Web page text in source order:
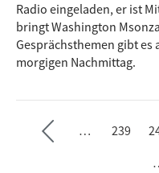
Radio eingeladen, er ist
bringt Washington
Gesprächsthemen gibt es
morgigen Nachmittag.
… 239